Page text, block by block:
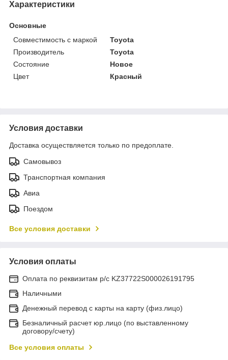
Характеристики
Основные
Совместимость с маркой
Toyota
Производитель
Toyota
Состояние
Новое
Цвет
Красный
Условия доставки
Доставка осуществляется только по предоплате.
Самовывоз
Транспортная компания
Авиа
Поездом
Все условия доставки
Условия оплаты
Оплата по реквизитам р/с KZ37722S000026191795
Наличными
Денежный перевод с карты на карту (физ.лицо)
Безналичный расчет юр.лицо (по выставленному
договору/счету)
Все условия оплаты